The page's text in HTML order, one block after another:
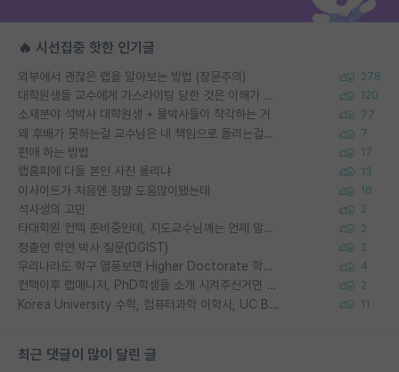
🔥 시선집중 핫한 인기글
외부에서 괜찮은 랩을 알아보는 방법 (장문주의) 278
대학원생들 교수에게 가스라이팅 당한 것은 이해가 갑니다. 안타깝네요. 120
소재분야 석박사 대학원생 + 물박사들이 착각하는 거 77
왜 후배가 못하는걸 교수님은 내 책임으로 돌리는걸까요? 7
편애 하는 방법 17
랩홈피에 다들 본인 사진 올리냐 13
이사이트가 처음엔 정말 도움많이됐는데 16
석사생의 고민 2
타대학원 컨텍 준비중인데, 지도교수님께는 언제 말씀드려야 할까요? 2
정출연 학연 박사 질문(DGIST) 2
우리나라도 학구 열풍보면 Higher Doctorate 학위가 필요하다고 봅니다. 4
컨택이후 랩매니저, PhD학생들 소개 시켜주신거면 거의 컨펌에 가깝나요? 2
Korea University 수학, 컴퓨터과학 이학사, UC Berkeley 산업공학 대학원 공학박사가 되는 것은 쉽지 않겠죠? 11
최근 댓글이 많이 달린 글